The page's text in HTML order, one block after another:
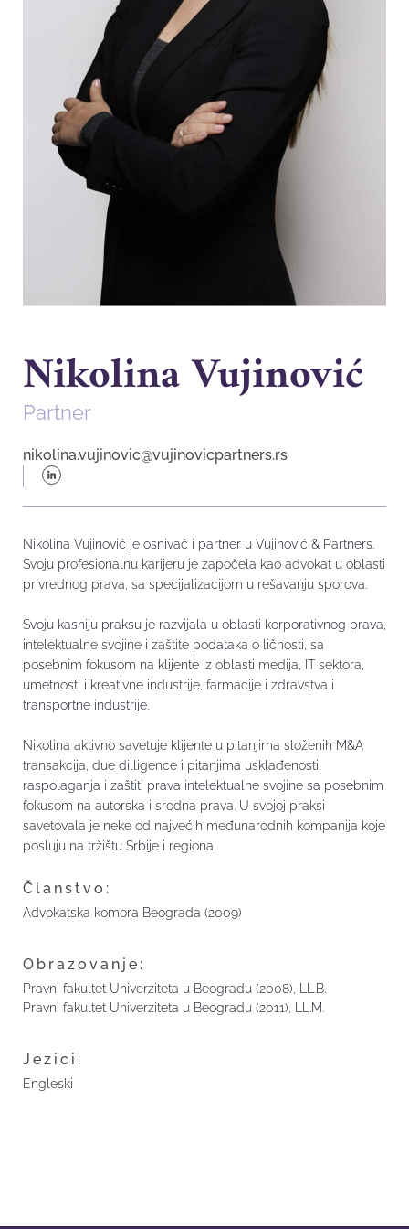
Nikolina Vujinović
Partner
nikolina.vujinovic@vujinovicpartners.rs
Nikolina Vujinović je osnivač i partner u Vujinović & Partners.
Svoju profesionalnu karijeru je započela kao advokat u oblasti
privrednog prava, sa specijalizacijom u rešavanju sporova.
Svoju kasniju praksu je razvijala u oblasti korporativnog prava,
intelektualne svojine i zaštite podataka o ličnosti, sa
posebnim fokusom na klijente iz oblasti medija, IT sektora,
umetnosti i kreativne industrije, farmacije i zdravstva i
transportne industrije.
Nikolina aktivno savetuje klijente u pitanjima složenih M&A
transakcija, due dilligence i pitanjima usklađenosti,
raspolaganja i zaštiti prava intelektualne svojine sa posebnim
fokusom na autorska i srodna prava. U svojoj praksi
savetovala je neke od najvećih međunarodnih kompanija koje
posluju na tržištu Srbije i regiona.
Članstvo:
Advokatska komora Beograda (2009)
Obrazovanje:
Pravni fakultet Univerziteta u Beogradu (2008), LL.B.
Pravni fakultet Univerziteta u Beogradu (2011), LL.M.
Jezici:
Engleski